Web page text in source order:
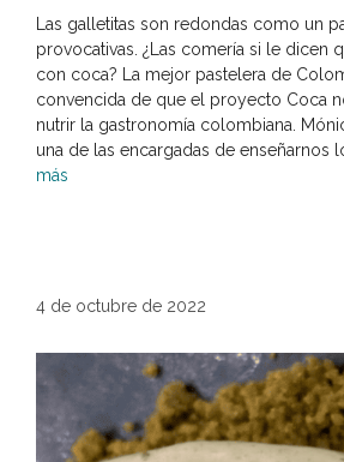
Las galletitas son redondas como un
provocativas. ¿Las comería si le dicen
con coca? La mejor pastelera de
convencida de que el proyecto Coca
nutrir la gastronomía colombiana.
una de las encargadas de enseñarnos
más
4 de octubre de 2022